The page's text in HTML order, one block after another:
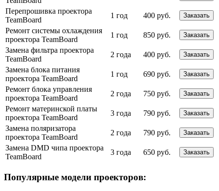
Перепрошивка проектора
TeamBoard
1 год 400 руб. Заказать
Ремонт системы охлаждения
проектора TeamBoard
1 год 850 руб. Заказать
Замена фильтра проектора
TeamBoard
2 года 400 руб. Заказать
Замена блока питания
проектора TeamBoard
1 год 690 руб. Заказать
Ремонт блока управления
проектора TeamBoard
2 года 750 руб. Заказать
Ремонт материнской платы
проектора TeamBoard
3 года 790 руб. Заказать
Замена поляризатора
проектора TeamBoard
2 года 790 руб. Заказать
Замена DMD чипа проектора
TeamBoard
3 года 650 руб. Заказать
Популярные модели проекторов: